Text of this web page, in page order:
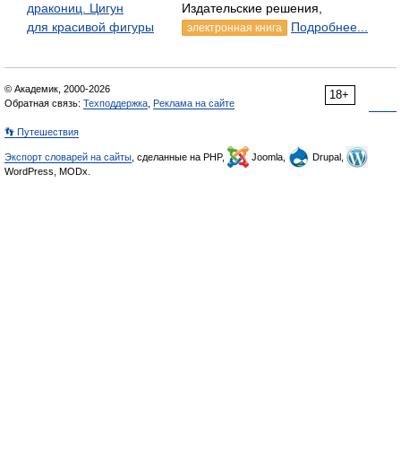
дракониц. Цигун
для красивой фигуры
Издательские решения,
электронная книга Подробнее...
18+
© Академик, 2000-2026
Обратная связь: Техподдержка Реклама на сайте
👣 Путешествия
Экспорт словарей на сайты , сделанные на PHP, Joomla,
Drupal,
WordPress, MODx.